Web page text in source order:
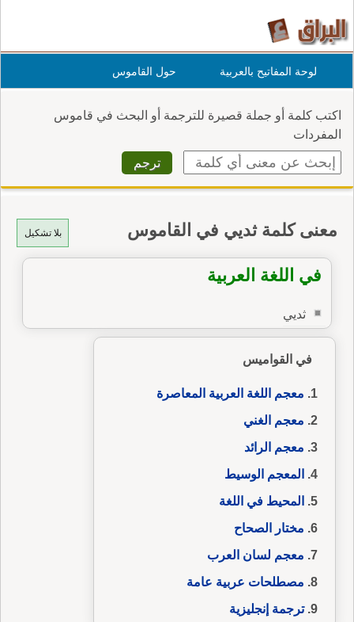
لوحة المفاتيح بالعربية حول القاموس
اكتب كلمة أو جملة قصيرة للترجمة أو البحث في قاموس
المفردات
بلا تشكيل معنى كلمة ثديي في القاموس
في اللغة العربية
ثديي
في القواميس
معجم اللغة العربية المعاصرة
معجم الغني
معجم الرائد
المعجم الوسيط
المحيط في اللغة
مختار الصحاح
معجم لسان العرب
مصطلحات عربية عامة
ترجمة إنجليزية